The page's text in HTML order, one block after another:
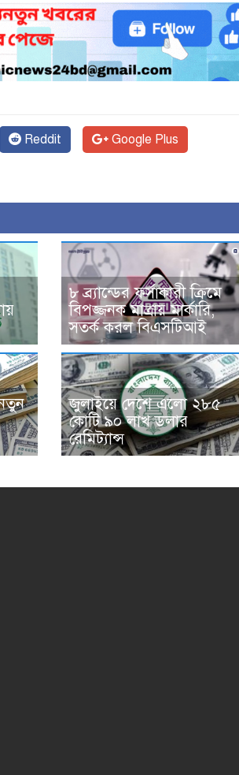
Reddit Google Plus
৮ ব্র্যান্ডের ফর্সাকারী ক্রিমে
বিপজ্জনক মাত্রায় মার্কারি,
সতর্ক করল বিএসটিআই
জুলাইয়ে দেশে এলো ২৮৫
কোটি ৯০ লাখ ডলার
রেমিট্যান্স